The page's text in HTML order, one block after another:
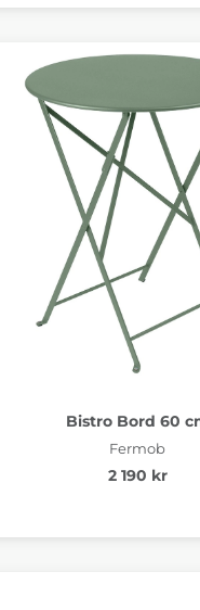
Bistro Bord 60
Fermob
2 190 kr